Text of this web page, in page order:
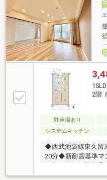
2階
駐車場あり
システムキッチン
◆西武池袋線東久留
20分◆新耐震基準マ
仕事の日もお荷物受
防犯面安心！◆南東